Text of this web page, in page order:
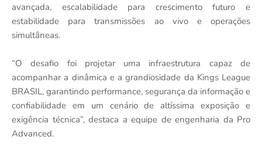
avançada, escalabilidade para crescimento futuro e
estabilidade para transmissões ao vivo e operações
simultâneas.
“O desafio foi projetar uma infraestrutura capaz de
acompanhar a dinâmica e a grandiosidade da Kings League
BRASIL, garantindo performance, segurança da informação e
confiabilidade em um cenário de altíssima exposição e
exigência técnica”, destaca a equipe de engenharia da Pro
Advanced.